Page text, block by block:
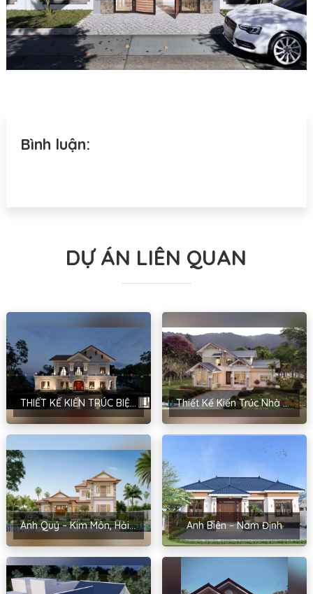
Bình luận:
DỰ ÁN LIÊN QUAN
THIẾT KẾ KIẾN TRÚC BIỆT THỰ MÁI THÁI PHONG CÁCH TÂN CỔ ĐIỂN – ANH HOÀNG GIA LÝ Thiết Kế Kiến Trúc Nhà Đẹp Tại Hải Dương Cho Anh Hậu – Cẩm Bình
Anh Quý – Kim Môn, Hải Dương Anh Biên – Nam Định